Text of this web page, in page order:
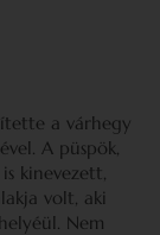
a várhegy
A püspök,
kinevezett,
volt, aki
Nem